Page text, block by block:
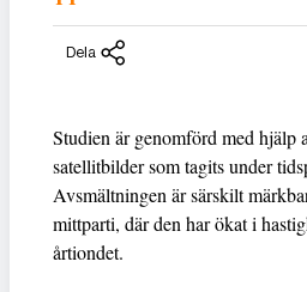
Dela
Studien är genomförd med hjälp
satellitbilder som tagits under
Avsmältningen är särskilt
mittparti, där den har ökat i
årtiondet.